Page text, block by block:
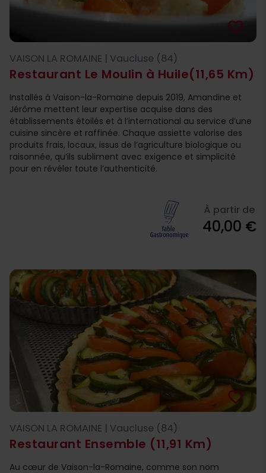
Restaurant Le Moulin à Huile(11,65 Km)
favorite_border
VAISON LA ROMAINE | Vaucluse (84)
Installés à Vaison-la-Romaine depuis 2019, Amandine et
Jérôme mettent leur expertise acquise dans des
établissements étoilés et à l’international au service d’une
cuisine sincère et raffinée. Chaque assiette valorise des
produits frais, locaux, issus de l’agriculture biologique ou
raisonnée, qu’ils subliment avec exigence et simplicité
pour en révéler toute l’authenticité.
À partir de
40,00 €
Restaurant Ensemble (11,91 Km)
favorite_border
VAISON LA ROMAINE | Vaucluse (84)
Au cœur de Vaison-la-Romaine, comme son nom